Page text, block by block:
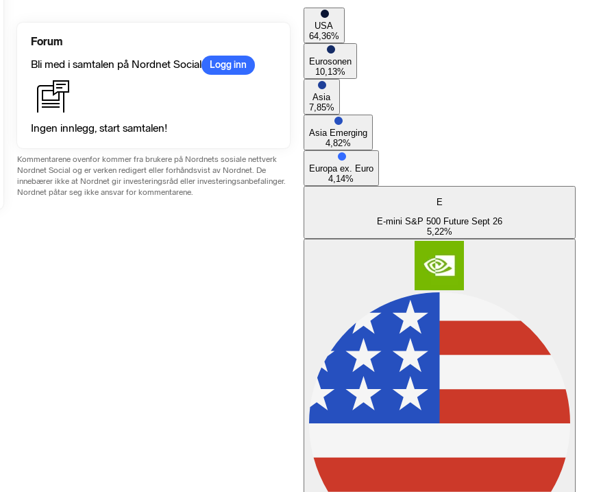
Forum
Bli med i samtalen på Nordnet Social
Logg inn
Ingen innlegg, start samtalen!
Kommentarene ovenfor kommer fra brukere på Nordnets sosiale nettverk
Nordnet Social og er verken redigert eller forhåndsvist av Nordnet. De
innebærer ikke at Nordnet gir investeringsråd eller investeringsanbefalinger.
Nordnet påtar seg ikke ansvar for kommentarene.
USA
64,36%
Eurosonen
10,13%
Asia
7,85%
Asia Emerging
4,82%
Europa ex. Euro
4,14%
E
E-mini S&P 500 Future Sept 26
5,22%